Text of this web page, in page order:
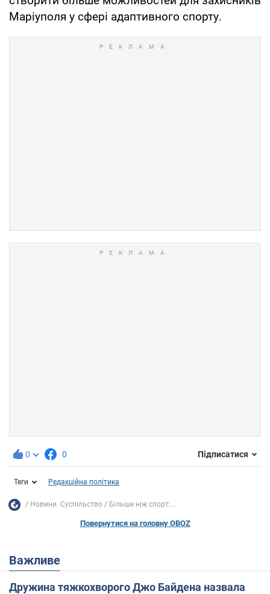
Маріуполя у сфері адаптивного спорту.
0 0 Підписатися
Теги Редакційна політика
Новини. Суспільство Більше ніж спорт:...
Повернутися на головну OBOZ
Важливе
Дружина тяжкохворого Джо Байдена назвала